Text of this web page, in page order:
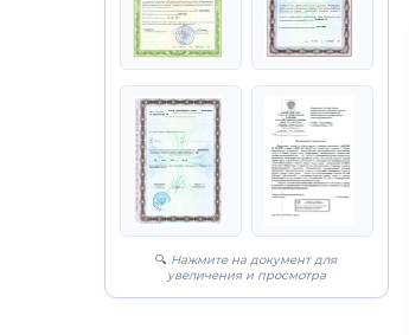
🔍 Нажмите на документ для
увеличения и просмотра